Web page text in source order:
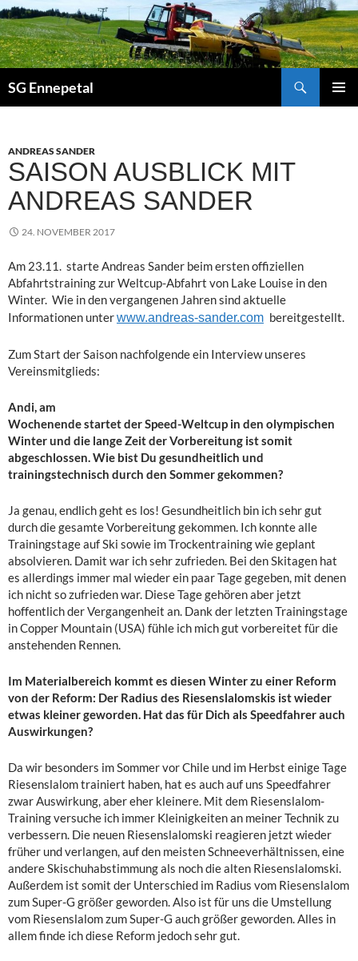
Zum
Inhalt
springen
SG Ennepetal
ANDREAS SANDER
SAISON AUSBLICK MIT
ANDREAS SANDER
24. NOVEMBER 2017
Am 23.11. starte Andreas Sander beim ersten offiziellen
Abfahrtstraining zur Weltcup-Abfahrt von Lake Louise in den
Winter. Wie in den vergangenen Jahren sind aktuelle
Informationen unterwww.andreas-sander.com bereitgestellt.
Zum Start der Saison nachfolgende ein Interview unseres
Vereinsmitglieds:
Andi, am
Wochenende startet der Speed-Weltcup in den olympischen
Winter und die lange Zeit der Vorbereitung ist somit
abgeschlossen. Wie bist Du gesundheitlich und
trainingstechnisch durch den Sommer gekommen?
Ja genau, endlich geht es los! Gesundheitlich bin ich sehr gut
durch die gesamte Vorbereitung gekommen. Ich konnte alle
Trainingstage auf Ski sowie im Trockentraining wie geplant
absolvieren. Damit war ich sehr zufrieden. Bei den Skitagen hat
es allerdings immer mal wieder ein paar Tage gegeben, mit denen
ich nicht so zufrieden war. Diese Tage gehören aber jetzt
hoffentlich der Vergangenheit an. Dank der letzten Trainingstage
in Copper Mountain (USA) fühle ich mich gut vorbereitet für die
anstehenden Rennen.
Im Materialbereich kommt es diesen Winter zu einer Reform
von der Reform: Der Radius des Riesenslalomskis ist wieder
etwas kleiner geworden. Hat das für Dich als Speedfahrer auch
Auswirkungen?
Da wir besonders im Sommer vor Chile und im Herbst einige Tage
Riesenslalom trainiert haben, hat es auch auf uns Speedfahrer
zwar Auswirkung, aber eher kleinere. Mit dem Riesenslalom-
Training versuche ich immer Kleinigkeiten an meiner Technik zu
verbessern. Die neuen Riesenslalomski reagieren jetzt wieder
früher und verlangen, auf den meisten Schneeverhältnissen, eine
andere Skischuhabstimmung als noch die alten Riesenslalomski.
Außerdem ist somit der Unterschied im Radius vom Riesenslalom
zum Super-G größer geworden. Also ist für uns die Umstellung
vom Riesenslalom zum Super-G auch größer geworden. Alles in
allem finde ich diese Reform jedoch sehr gut.